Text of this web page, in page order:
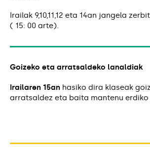
Irailak 9,10,11,12 eta 14an jangela
( 15: 00 arte).
Goizeko eta arratsaldeko lanaldiak
Irailaren 15an hasiko dira klaseak
arratsaldez eta baita mantenu